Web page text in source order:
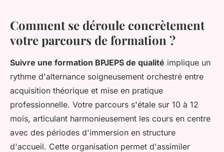
Comment se déroule concrètement
votre parcours de formation ?
Suivre une formation BPJEPS de qualité implique un
rythme d'alternance soigneusement orchestré entre
acquisition théorique et mise en pratique
professionnelle. Votre parcours s'étale sur 10 à 12
mois, articulant harmonieusement les cours en centre
avec des périodes d'immersion en structure
d'accueil. Cette organisation permet d'assimiler